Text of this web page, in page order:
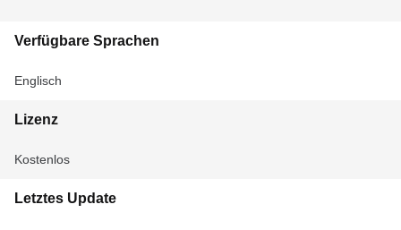
Verfügbare Sprachen
Englisch
Lizenz
Kostenlos
Letztes Update